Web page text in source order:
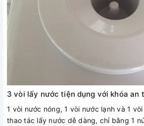
3 vòi lấy nước tiện dụng với khóa an
1 vòi nước nóng, 1 vòi nước lạnh và 1
thao tác lấy nước dễ dàng, chỉ bằng 1